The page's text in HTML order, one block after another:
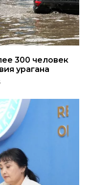
300 человек
урагана